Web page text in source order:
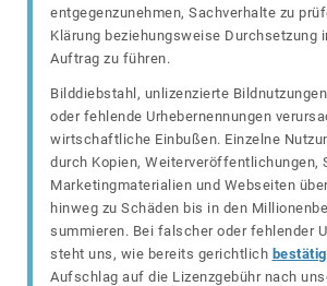
entgegenzunehmen, Sachverhalte zu
Klärung beziehungsweise Durchsetzung
Auftrag zu führen.
Bilddiebstahl, unlizenzierte
oder fehlende Urhebernennungen
wirtschaftliche Einbußen. Einzelne
durch Kopien, Weiterveröffentlichungen,
Marketingmaterialien und Webseiten
hinweg zu Schäden bis in den
summieren. Bei falscher oder fehlender
steht uns, wie bereits gerichtlich
Aufschlag auf die Lizenzgebühr nach